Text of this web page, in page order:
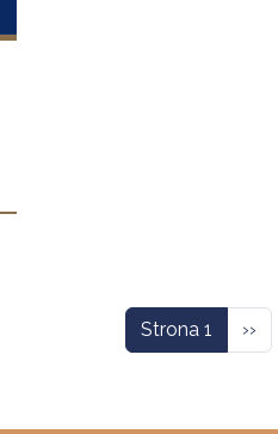
Strona 1 ››